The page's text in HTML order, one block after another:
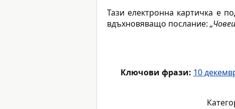
Тази електронна картичка е
вдъхновяващо послание:
Ключови фрази: 10